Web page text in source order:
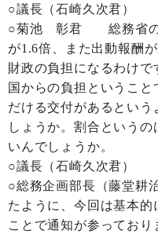
○議長（石崎久次君）
○菊池 彰君 総務省の
が1.6倍、また出動報酬
財政の負担になるわけで
国からの負担というこ
だける交付があるとい
しょうか。割合という
いんでしょうか。
○議長（石崎久次君）
○総務企画部長（藤堂
たように、今回は基本的
ことで通知が参っており